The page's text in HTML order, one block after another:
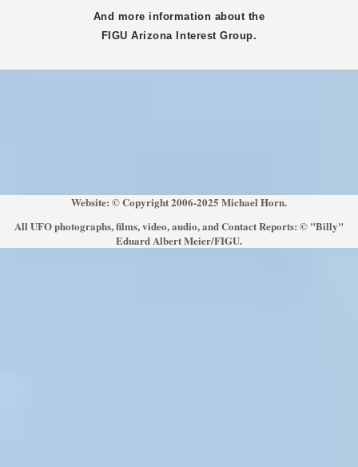
And more information about the
FIGUArizonaInterest Group.
Website: © Copyright 2006-2025 Michael Horn.
All UFO photographs, films, video, audio, and Contact Reports: © "Billy"
Eduard Albert Meier/FIGU.